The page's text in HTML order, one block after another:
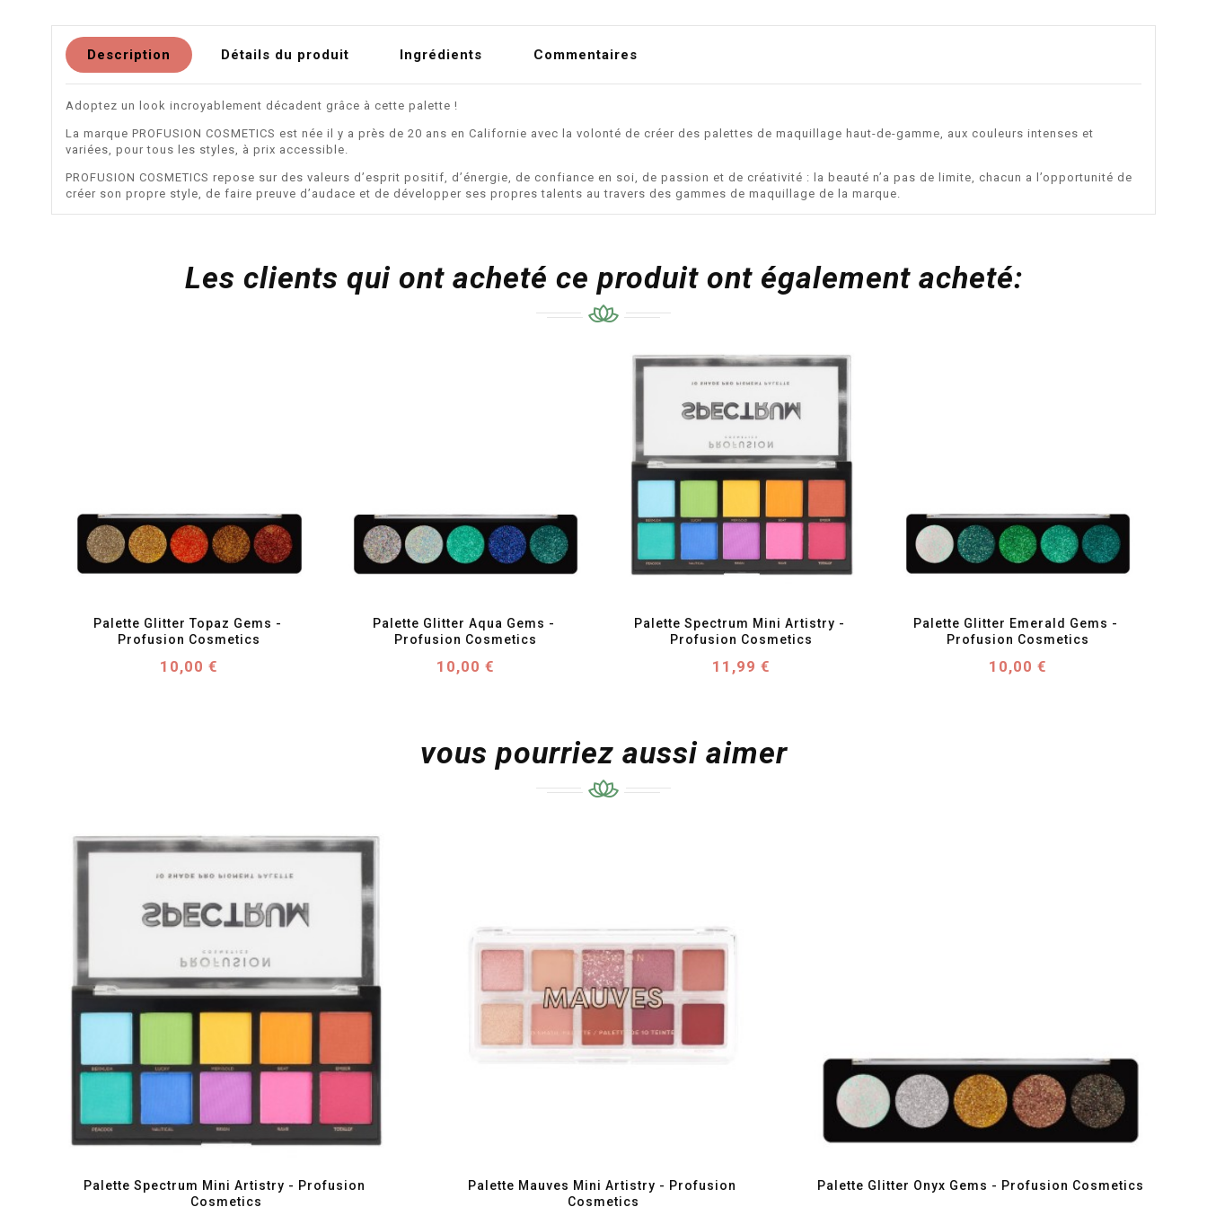
Description Détails du produit Ingrédients Commentaires
Adoptez un look incroyablement décadent grâce à cette palette !
La marque PROFUSION COSMETICS est née il y a près de 20 ans en Californie avec la volonté de créer des palettes de maquillage haut-de-gamme, aux couleurs intenses et
variées, pour tous les styles, à prix accessible.
PROFUSION COSMETICS repose sur des valeurs d’esprit positif, d’énergie, de confiance en soi, de passion et de créativité : la beauté n’a pas de limite, chacun a l’opportunité de
créer son propre style, de faire preuve d’audace et de développer ses propres talents au travers des gammes de maquillage de la marque.
Les clients qui ont acheté ce produit ont également acheté:
favorite_border visibility
Palette Glitter Topaz Gems -
Profusion Cosmetics
Prix
10,00 €
favorite_border visibility
Palette Glitter Aqua Gems -
Profusion Cosmetics
Prix
10,00 €
favorite_border visibility
Palette Spectrum Mini Artistry -
Profusion Cosmetics
Prix
11,99 €
favorite_border visibility
Palette Glitter Emerald Gems -
Profusion Cosmetics
Prix
10,00 €
vous pourriez aussi aimer
favorite_border
Palette Spectrum Mini Artistry - Profusion
Cosmetics
Palette Mauves Mini Artistry - Profusion
Cosmetics
Palette Glitter Onyx Gems - Profusion Cosmetics